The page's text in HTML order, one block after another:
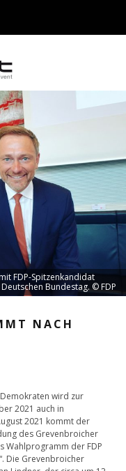
FDP-Spitzenkandidat
Bundestag. © FDP
NACH
wird zur
2021 auch in
2021 kommt der
des Grevenbroicher
Wahlprogramm der FDP
Die Grevenbroicher